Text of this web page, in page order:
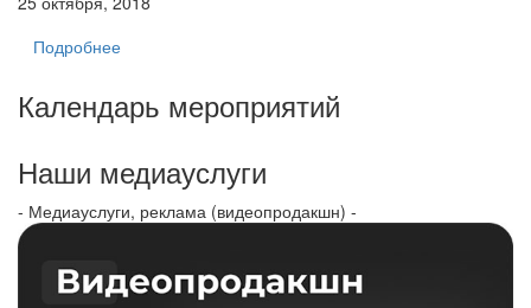
Подробнее
Календарь мероприятий
Наши медиауслуги
- Медиауслуги, реклама (видеопродакшн) -